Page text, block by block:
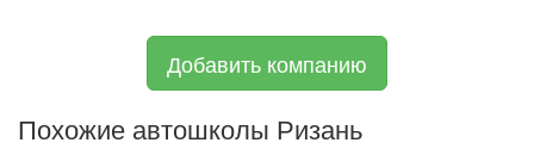
Добавить компанию
Похожие автошколы Ризань